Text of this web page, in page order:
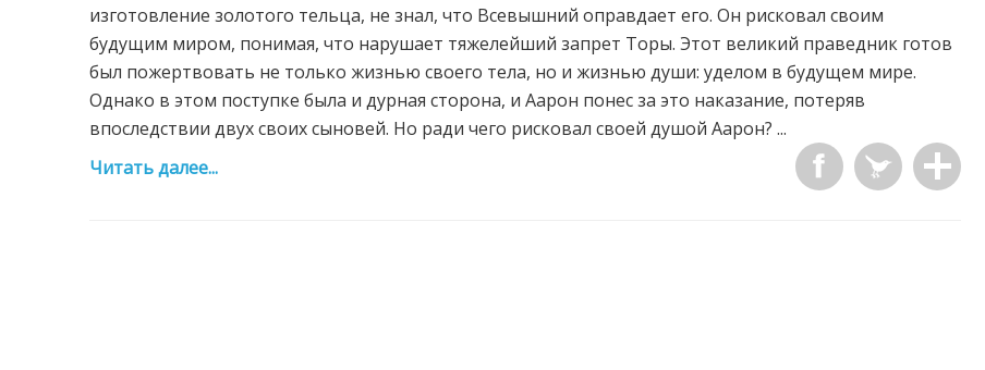
изготовление золотого тельца, не знал, что Всевышний оправдает его. Он рисковал своим
будущим миром, понимая, что нарушает тяжелейший запрет Торы. Этот великий праведник готов
был пожертвовать не только жизнью своего тела, но и жизнью души: уделом в будущем мире.
Однако в этом поступке была и дурная сторона, и Аарон понес за это наказание, потеряв
впоследствии двух своих сыновей. Но ради чего рисковал своей душой Аарон? ...
Читать далее...